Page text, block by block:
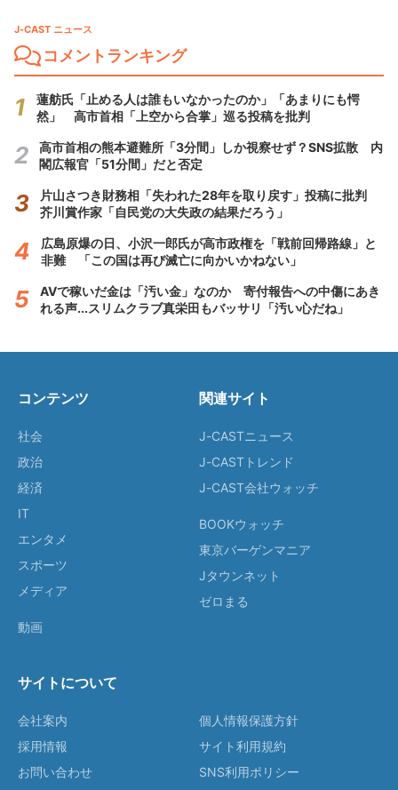
J-CAST ニュース
コメントランキング
蓮舫氏「止める人は誰もいなかったのか」「あまりにも愕
然」 高市首相「上空から合掌」巡る投稿を批判
高市首相の熊本避難所「3分間」しか視察せず？SNS拡散 内
閣広報官「51分間」だと否定
片山さつき財務相「失われた28年を取り戻す」投稿に批判
芥川賞作家「自民党の大失政の結果だろう」
広島原爆の日、小沢一郎氏が高市政権を「戦前回帰路線」と
非難 「この国は再び滅亡に向かいかねない」
AVで稼いだ金は「汚い金」なのか 寄付報告への中傷にあき
れる声...スリムクラブ真栄田もバッサリ「汚い心だね」
コンテンツ
社会
政治
経済
IT
エンタメ
スポーツ
メディア
動画
関連サイト
J-CASTニュース
J-CASTトレンド
J-CAST会社ウォッチ
BOOKウォッチ
東京バーゲンマニア
Jタウンネット
ゼロまる
サイトについて
会社案内
採用情報
お問い合わせ
個人情報保護方針
サイト利用規約
SNS利用ポリシー